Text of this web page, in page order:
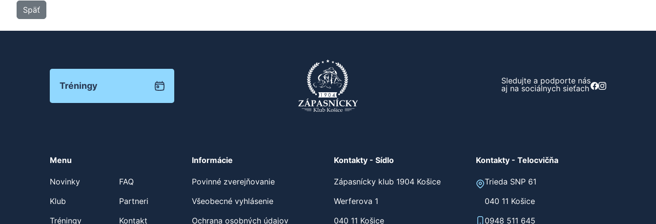
Späť
Tréningy
Sledujte a podporte nás
aj na sociálnych sieťach
Menu
Novinky
Klub
Tréningy
FAQ
Partneri
Kontakt
Informácie
Povinné zverejňovanie
Všeobecné vyhlásenie
Ochrana osobných údajov
Kontakty - Sídlo
Zápasnícky klub 1904 Košice
Werferova 1
040 11 Košice
Kontakty - Telocvičňa
Trieda SNP 61
040 11 Košice
0948 511 645